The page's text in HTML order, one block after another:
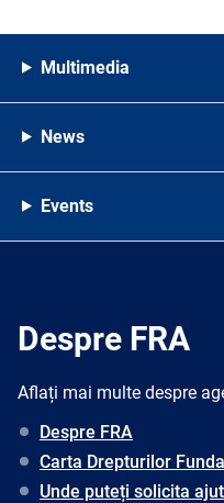
Multimedia
News
Events
Despre FRA
Aflați mai multe despre
Despre FRA
Carta Drepturilor
Unde puteți solicita